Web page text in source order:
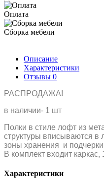
Оплата
Сборка мебели
Описание
Характеристики
Отзывы 0
РАСПРОДАЖА!
в наличии- 1 шт
Полки в стиле лофт из
структуры вписываются в
зоны хранения и
В комплект входит
Характеристики